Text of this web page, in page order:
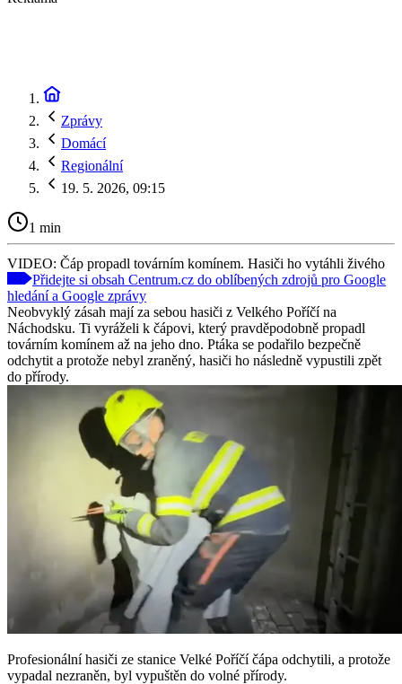
Zprávy
Domácí
Regionální
19. 5. 2026, 09:15
1 min
VIDEO: Čáp propadl továrním komínem. Hasiči ho vytáhli živého
Přidejte si obsah Centrum.cz do oblíbených zdrojů pro Google
hledání a Google zprávy
Neobvyklý zásah mají za sebou hasiči z Velkého Poříčí na
Náchodsku. Ti vyráželi k čápovi, který pravděpodobně propadl
továrním komínem až na jeho dno. Ptáka se podařilo bezpečně
odchytit a protože nebyl zraněný, hasiči ho následně vypustili zpět
do přírody.
Profesionální hasiči ze stanice Velké Poříčí čápa odchytili, a protože
vypadal nezraněn, byl vypuštěn do volné přírody.